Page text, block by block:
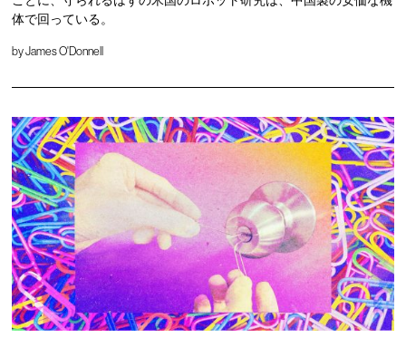
体で回っている。
byJames O'Donnell